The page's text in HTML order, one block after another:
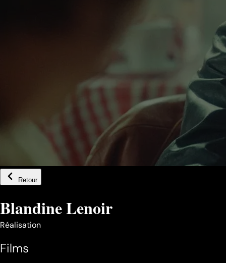
Retour
Blandine Lenoir
Réalisation
Films